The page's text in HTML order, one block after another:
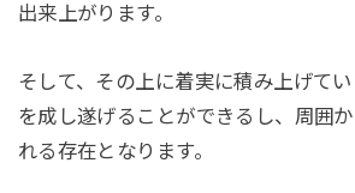
出来上がります。
そして、その上に着実に積み上げて
を成し遂げることができるし、周囲
れる存在となります。